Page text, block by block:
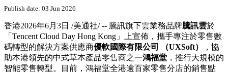
Publish date: 03 Jun 2026
香港2026年6月3日 /美通社/ -- 騰訊旗下雲業務品牌騰訊雲於
「Tencent Cloud Day Hong Kong」上宣佈，攜手專注於零售數
碼轉型的解決方案供應商優軟國際有限公司 （UXSoft）
，協
助本港領先的中式草本產品零售商之一鴻福堂 ，推行大規模的
智能零售轉型。目前，鴻福堂全港逾百家零售分店的銷售點